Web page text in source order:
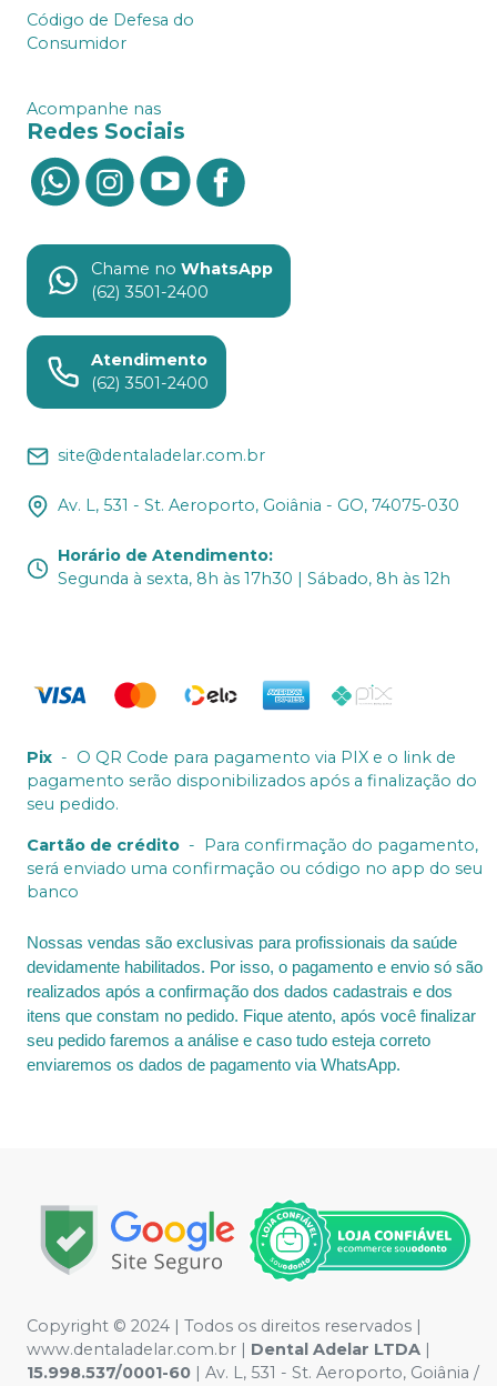
Código de Defesa do
Consumidor
Acompanhe nas
Redes Sociais
Chame no WhatsApp
(62) 3501-2400
Atendimento
(62) 3501-2400
site@dentaladelar.com.br
Av. L, 531 - St. Aeroporto, Goiânia - GO, 74075-030
Horário de Atendimento:
Segunda à sexta, 8h às 17h30 | Sábado, 8h às 12h
Pix - O QR Code para pagamento via PIX e o link de
pagamento serão disponibilizados após a finalização do
seu pedido.
Cartão de crédito -
Para confirmação do pagamento,
será enviado uma confirmação ou código no app do seu
banco
Nossas vendas são exclusivas para profissionais da saúde
devidamente habilitados. Por isso, o pagamento e envio só são
realizados após a confirmação dos dados cadastrais e dos
itens que constam no pedido. Fique atento, após você finalizar
seu pedido faremos a análise e caso tudo esteja correto
enviaremos os dados de pagamento via WhatsApp.
Copyright © 2024 | Todos os direitos reservados |
www.dentaladelar.com.br | Dental Adelar LTDA |
15.998.537/0001-60 | Av. L, 531 - St. Aeroporto, Goiânia /